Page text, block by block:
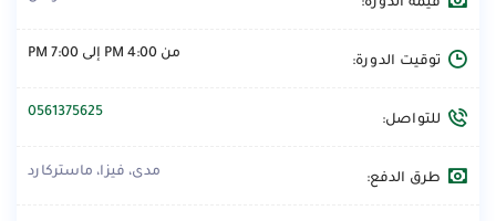
قيمة الدورة:
توقيت الدورة: من 4:00 PM إلى 7:00 PM
للتواصل: 0561375625
طرق الدفع: مدى، فيزا، ماستركارد